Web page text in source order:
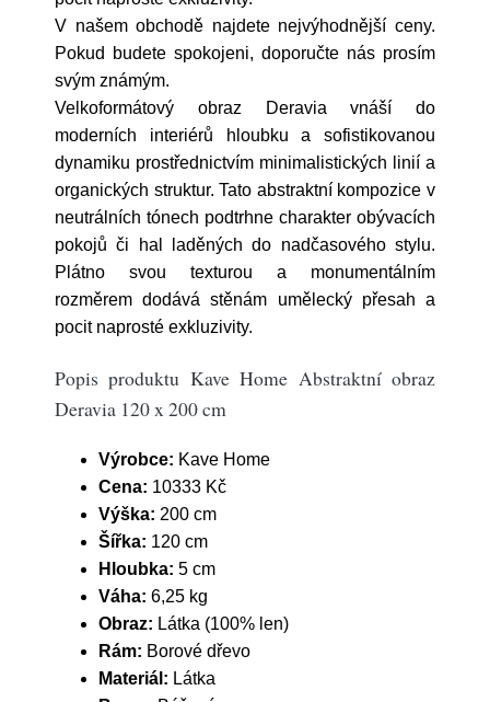
V našem obchodě najdete nejvýhodnější ceny.
Pokud budete spokojeni, doporučte nás prosím
svým známým.
Velkoformátový obraz Deravia vnáší do
moderních interiérů hloubku a sofistikovanou
dynamiku prostřednictvím minimalistických linií a
organických struktur. Tato abstraktní kompozice v
neutrálních tónech podtrhne charakter obývacích
pokojů či hal laděných do nadčasového stylu.
Plátno svou texturou a monumentálním
rozměrem dodává stěnám umělecký přesah a
pocit naprosté exkluzivity.
Popis produktu Kave Home Abstraktní obraz
Deravia 120 x 200 cm
Výrobce: Kave Home
Cena: 10333 Kč
Výška: 200 cm
Šířka: 120 cm
Hloubka: 5 cm
Váha: 6,25 kg
Obraz: Látka (100% len)
Rám: Borové dřevo
Materiál: Látka